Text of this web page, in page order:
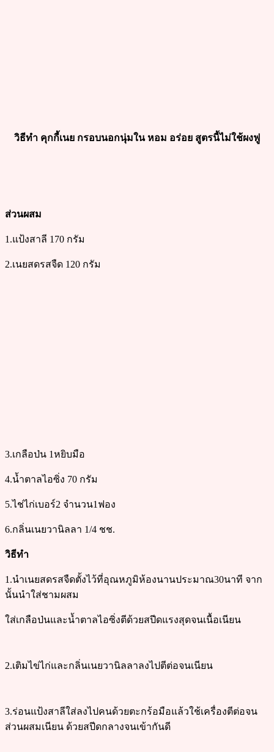
วิธีทำ คุกกี้เนย กรอบนอกนุ่มใน หอม อร่อย สูตรนี้ไม่ใช้ผงฟู
ส่วนผสม
1.แป้งสาลี 170 กรัม
2.เนยสดรสจืด 120 กรัม
3.เกลือป่น 1หยิบมือ
4.น้ำตาลไอซิ่ง 70 กรัม
5.ไช่ไก่เบอร์2 จำนวน1ฟอง
6.กลิ่นเนยวานิลลา 1/4 ชช.
วิธีทำ
1.นำเนยสดรสจืดตั้งไว้ที่อุณหภูมิห้องนานประมาณ30นาที จาก
นั้นนำใส่ชามผสม
ใส่เกลือป่นและน้ำตาลไอซิ่งตีด้วยสปีดแรงสุดจนเนื้อเนียน
2.เติมไข่ไก่และกลิ่นเนยวานิลลาลงไปตีต่อจนเนียน
3.ร่อนแป้งสาลีใส่ลงไปคนด้วยตะกร้อมือแล้วใช้เครื่องตีต่อจน
ส่วนผสมเนียน ด้วยสปีดกลางจนเข้ากันดี